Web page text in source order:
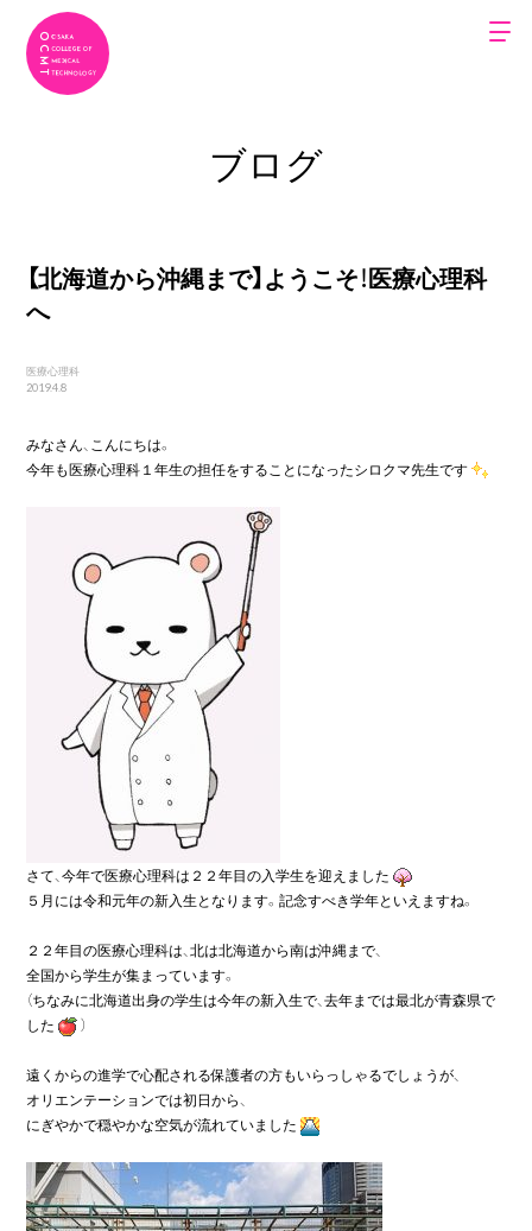
ブログ
【北海道から沖縄まで】ようこそ！医療心理科
へ
医療心理科
2019.4.8
みなさん、こんにちは。
今年も医療心理科１年生の担任をすることになったシロクマ先生です
さて、今年で医療心理科は２２年目の入学生を迎えました
５月には令和元年の新入生となります。記念すべき学年といえますね。
２２年目の医療心理科は、北は北海道から南は沖縄まで、
全国から学生が集まっています。
（ちなみに北海道出身の学生は今年の新入生で、去年までは最北が青森県で
した
）
遠くからの進学で心配される保護者の方もいらっしゃるでしょうが、
オリエンテーションでは初日から、
にぎやかで穏やかな空気が流れていました